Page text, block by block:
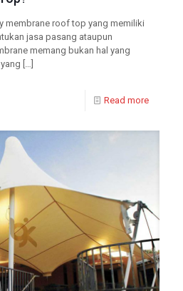
membrane roof top yang memiliki
jasa pasang ataupun
memang bukan hal yang
[…]
Read more